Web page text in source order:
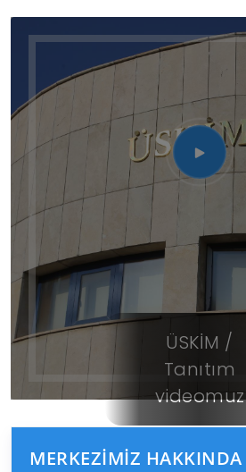
ÜSKİM /
Tanıtım
videomuz
MERKEZIMIZ HAKKINDA